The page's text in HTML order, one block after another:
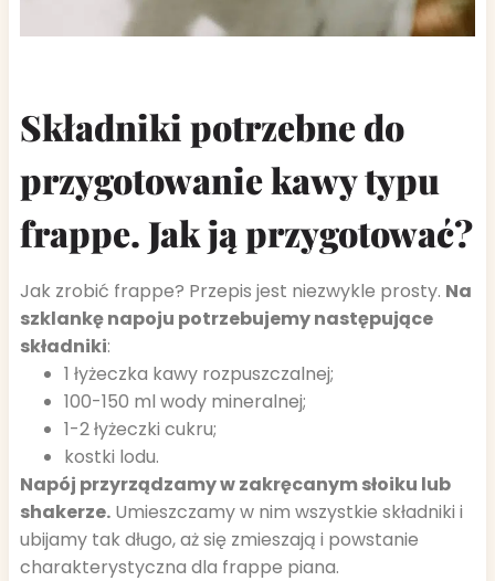
Składniki potrzebne do
przygotowanie kawy typu
frappe. Jak ją przygotować?
Jak zrobić frappe? Przepis jest niezwykle prosty. Na
szklankę napoju potrzebujemy następujące
składniki:
1 łyżeczka kawy rozpuszczalnej;
100-150 ml wody mineralnej;
1-2 łyżeczki cukru;
kostki lodu.
Napój przyrządzamy w zakręcanym słoiku lub
shakerze. Umieszczamy w nim wszystkie składniki i
ubijamy tak długo, aż się zmieszają i powstanie
charakterystyczna dla frappe piana.